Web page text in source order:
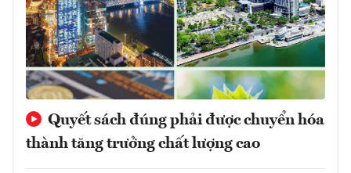
Quyết sách đúng phải được chuyển hóa
thành tăng trưởng chất lượng cao